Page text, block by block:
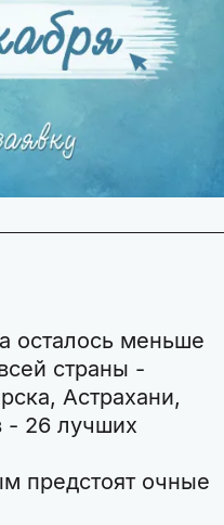
осталось меньше
страны -
Астрахани,
- 26 лучших
предстоят очные